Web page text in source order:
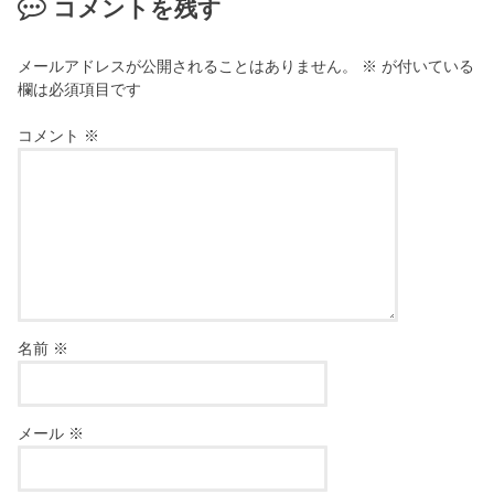
コメントを残す
メールアドレスが公開されることはありません。 ※ が付いている
欄は必須項目です
コメント ※
名前 ※
メール ※